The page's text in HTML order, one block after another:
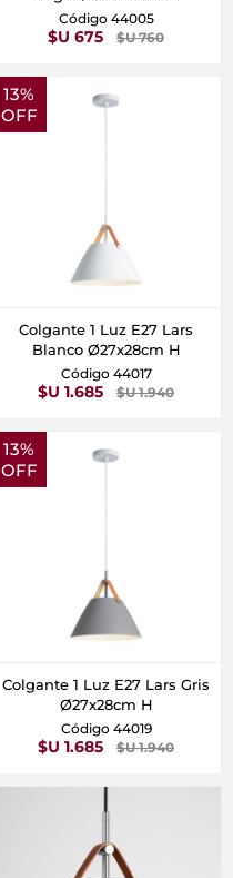
Código 44005
$U 675 $U 760
13%
OFF
Colgante 1 Luz E27 Lars
Blanco Ø27x28cm H
Código 44017
$U 1.685 $U 1.940
13%
OFF
Colgante 1 Luz E27 Lars Gris
Ø27x28cm H
Código 44019
$U 1.685 $U 1.940